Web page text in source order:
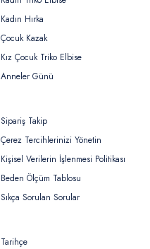
Kadın Hırka
Çocuk Kazak
Kız Çocuk Triko Elbise
Anneler Günü
Sipariş Takip
Çerez Tercihlerinizi Yönetin
Kişisel Verilerin İşlenmesi Politikası
Beden Ölçüm Tablosu
Sıkça Sorulan Sorular
Tarihçe